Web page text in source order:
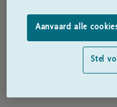
Aanvaard alle
Stel